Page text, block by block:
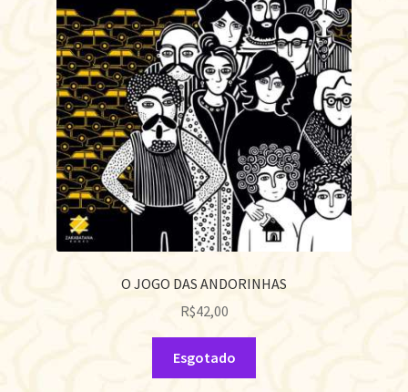
O JOGO DAS ANDORINHAS
R$42,00
Esgotado